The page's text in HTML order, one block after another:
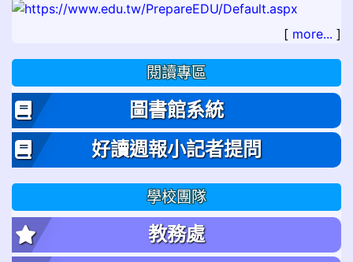
[ more... ]
閱讀專區
圖書館系統
好讀週報小記者提問
學校團隊
教務處